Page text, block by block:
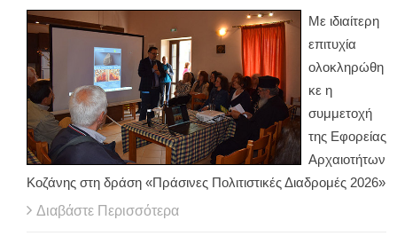
Με ιδιαίτερη
επιτυχία
ολοκληρώθη
κε η
συμμετοχή
της Εφορείας
Αρχαιοτήτων
Κοζάνης στη δράση «Πράσινες Πολιτιστικές Διαδρομές 2026»
Διαβάστε Περισσότερα